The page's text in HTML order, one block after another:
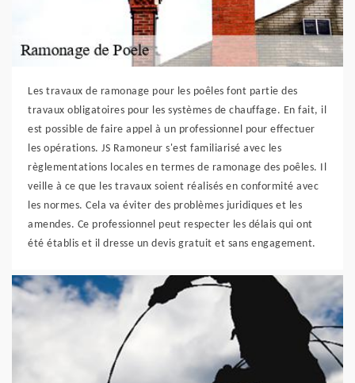
Les travaux de ramonage pour les poêles font partie des
travaux obligatoires pour les systèmes de chauffage. En fait, il
est possible de faire appel à un professionnel pour effectuer
les opérations. JS Ramoneur s'est familiarisé avec les
règlementations locales en termes de ramonage des poêles. Il
veille à ce que les travaux soient réalisés en conformité avec
les normes. Cela va éviter des problèmes juridiques et les
amendes. Ce professionnel peut respecter les délais qui ont
été établis et il dresse un devis gratuit et sans engagement.